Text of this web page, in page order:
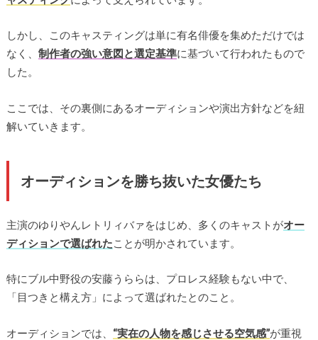
しかし、このキャスティングは単に有名俳優を集めただけでは
なく、 制作者の強い意図と選定基準に基づいて行われたもので
した。
ここでは、その裏側にあるオーディションや演出方針などを紐
解いていきます。
オーディションを勝ち抜いた女優たち
主演のゆりやんレトリィバァをはじめ、多くのキャストがオー
ディションで選ばれた ことが明かされています。
特にブル中野役の安藤うららは、プロレス経験もない中で、
「目つきと構え方」によって選ばれたとのこと。
オーディションでは、 “実在の人物を感じさせる空気感”が重視